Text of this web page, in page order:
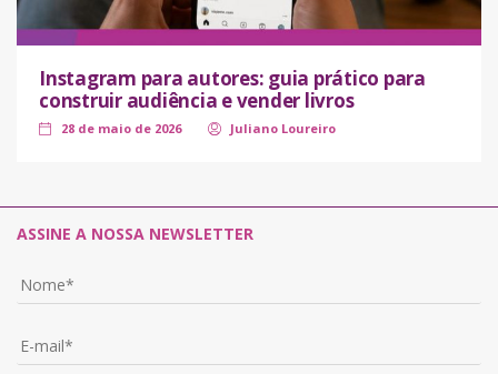
Instagram para autores: guia prático para
construir audiência e vender livros
28 de maio de 2026 Juliano Loureiro
ASSINE A NOSSA NEWSLETTER